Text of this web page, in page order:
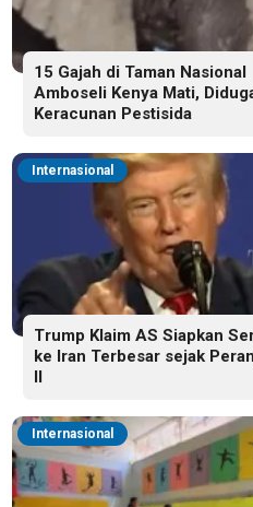
15 Gajah di Taman Nasional
Amboseli Kenya Mati,
Keracunan Pestisida
Internasional
Trump Klaim AS Siapkan
ke Iran Terbesar sejak
II
Internasional